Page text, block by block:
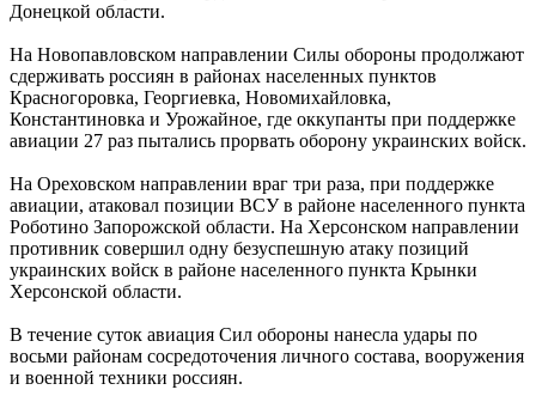
Донецкой области.
На Новопавловском направлении Силы обороны продолжают
сдерживать россиян в районах населенных пунктов
Красногоровка, Георгиевка, Новомихайловка,
Константиновка и Урожайное, где оккупанты при поддержке
авиации 27 раз пытались прорвать оборону украинских войск.
На Ореховском направлении враг три раза, при поддержке
авиации, атаковал позиции ВСУ в районе населенного пункта
Роботино Запорожской области. На Херсонском направлении
противник совершил одну безуспешную атаку позиций
украинских войск в районе населенного пункта Крынки
Херсонской области.
В течение суток авиация Сил обороны нанесла удары по
восьми районам сосредоточения личного состава, вооружения
и военной техники россиян.